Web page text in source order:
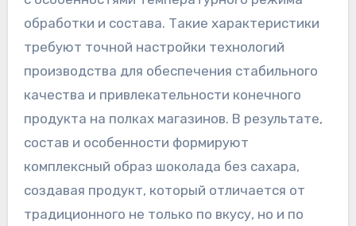
обработки и состава. Такие характеристики
требуют точной настройки технологий
производства для обеспечения стабильного
качества и привлекательности конечного
продукта на полках магазинов. В результате,
состав и особенности формируют
комплексный образ шоколада без сахара,
создавая продукт, который отличается от
традиционного не только по вкусу, но и по